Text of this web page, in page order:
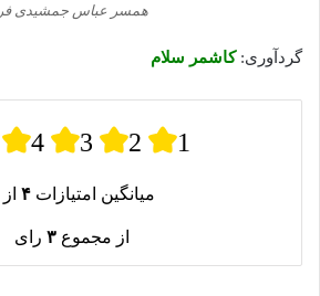
همسر عباس جمشیدی فر
گردآوری:کاشمر سلام
4 3 2 1
میانگین امتیازات ۴ از ۵
از مجموع ۳ رای